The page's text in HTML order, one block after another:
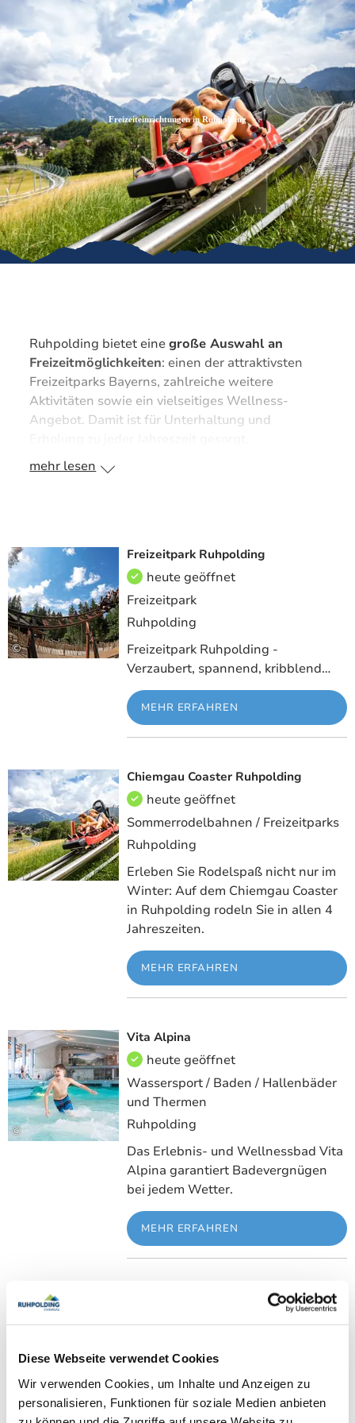
Diese Webseite verwendet Cookies
Wir verwenden Cookies, um Inhalte und Anzeigen zu
personalisieren, Funktionen für soziale Medien anbieten
Zum
Inhalt
Zur
Suche
Zum
Footer
Freizeiteinrichtungen in Ruhpolding
Ruhpolding bietet einegroße Auswahl an
Freizeitmöglichkeiten: einen der attraktivsten
Freizeitparks Bayerns, zahlreiche weitere
Aktivitäten sowie ein vielseitiges Wellness-
Angebot. Damit ist für Unterhaltung und
mehr lesen
©
Freizeitpark Ruhpolding
heute geöffnet
Freizeitpark
Ruhpolding
Freizeitpark Ruhpolding -
Verzaubert, spannend, kribblend…
MEHR ERFAHREN
Chiemgau Coaster Ruhpolding
heute geöffnet
Sommerrodelbahnen / Freizeitparks
Ruhpolding
Erleben Sie Rodelspaß nicht nur im
Winter: Auf dem Chiemgau Coaster
in Ruhpolding rodeln Sie in allen 4
Jahreszeiten.
MEHR ERFAHREN
©
Vita Alpina
heute geöffnet
Wassersport / Baden / Hallenbäder
und Thermen
Ruhpolding
Das Erlebnis- und Wellnessbad Vita
Alpina garantiert Badevergnügen
bei jedem Wetter.
MEHR ERFAHREN
©
Ruhpolding
Eine der schönsten und
Europa.